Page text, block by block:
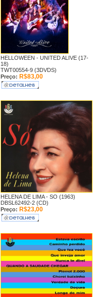
HELLOWEEN - UNITED ALIVE (17-
18)
TWT00554-9 (3DVDS)
Preço: R$83,00
HELENA DE LIMA - SO (1963)
DBSL62492-2 (CD)
Preço: R$23,00